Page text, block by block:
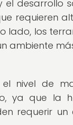
el desarrollo
requieren
lado, los
ambiente
nivel de
ya que la
requerir